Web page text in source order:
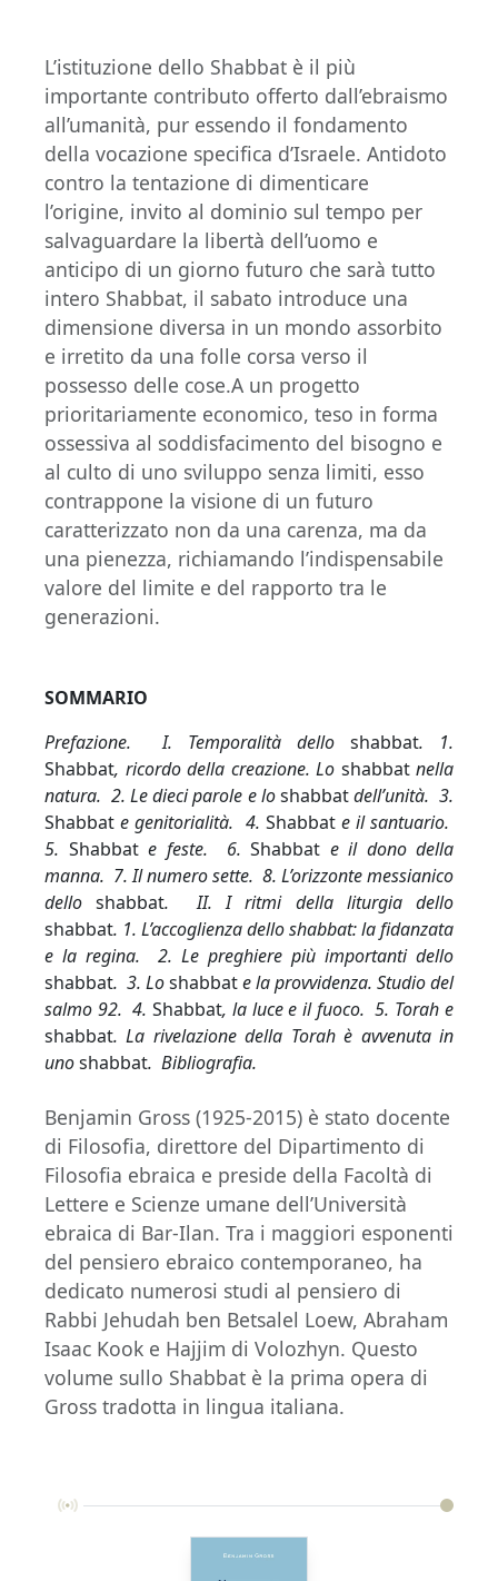
L’istituzione dello Shabbat è il più
importante contributo offerto dall’ebraismo
all’umanità, pur essendo il fondamento
della vocazione specifica d’Israele. Antidoto
contro la tentazione di dimenticare
l’origine, invito al dominio sul tempo per
salvaguardare la libertà dell’uomo e
anticipo di un giorno futuro che sarà tutto
intero Shabbat, il sabato introduce una
dimensione diversa in un mondo assorbito
e irretito da una folle corsa verso il
possesso delle cose.A un progetto
prioritariamente economico, teso in forma
ossessiva al soddisfacimento del bisogno e
al culto di uno sviluppo senza limiti, esso
contrappone la visione di un futuro
caratterizzato non da una carenza, ma da
una pienezza, richiamando l’indispensabile
valore del limite e del rapporto tra le
generazioni.
SOMMARIO
Prefazione. I. Temporalità dello shabbat. 1.
Shabbat, ricordo della creazione. Lo shabbatnella
natura. 2. Le dieci parole e loshabbatdell’unità. 3.
Shabbat e genitorialità. 4. Shabbate il santuario.
5. Shabbate feste. 6. Shabbat e il dono della
manna. 7. Il numero sette. 8. L’orizzonte messianico
delloshabbat. II. I ritmi della liturgia dello
shabbat. 1. L’accoglienza dello shabbat: la fidanzata
e la regina. 2. Le preghiere più importanti dello
shabbat. 3. Loshabbate la provvidenza. Studio del
salmo 92. 4.Shabbat, la luce e il fuoco. 5. Torah e
shabbat. La rivelazione della Torah è avvenuta in
unoshabbat. Bibliografia.
Benjamin Gross (1925-2015) è stato docente
di Filosofia, direttore del Dipartimento di
Filosofia ebraica e preside della Facoltà di
Lettere e Scienze umane dell’Università
ebraica di Bar-Ilan. Tra i maggiori esponenti
del pensiero ebraico contemporaneo, ha
dedicato numerosi studi al pensiero di
Rabbi Jehudah ben Betsalel Loew, Abraham
Isaac Kook e Hajjim di Volozhyn. Questo
volume sullo Shabbat è la prima opera di
Gross tradotta in lingua italiana.